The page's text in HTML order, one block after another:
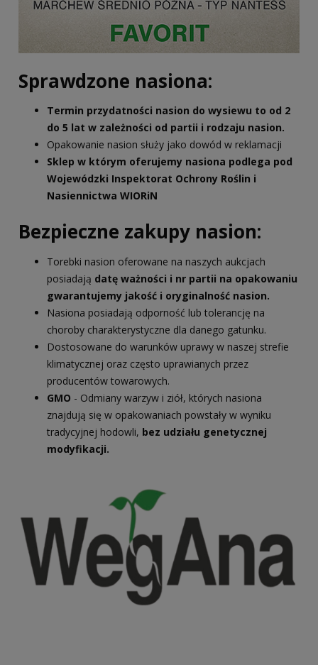
Sprawdzone nasiona:
Termin przydatności nasion do wysiewu to od 2
do 5 lat w zależności od partii i rodzaju nasion.
Opakowanie nasion służy jako dowód w reklamacji
Sklep w którym oferujemy nasiona podlega pod
Wojewódzki Inspektorat Ochrony Roślin i
Nasiennictwa WIORiN
Bezpieczne zakupy nasion:
Torebki nasion oferowane na naszych aukcjach
posiadają datę ważności i nr partii na opakowaniu
gwarantujemy jakość i oryginalność nasion.
Nasiona posiadają odporność lub tolerancję na
choroby charakterystyczne dla danego gatunku.
Dostosowane do warunków uprawy w naszej strefie
klimatycznej oraz często uprawianych przez
producentów towarowych.
GMO - Odmiany warzyw i ziół, których nasiona
znajdują się w opakowaniach powstały w wyniku
tradycyjnej hodowli, bez udziału genetycznej
modyfikacji.